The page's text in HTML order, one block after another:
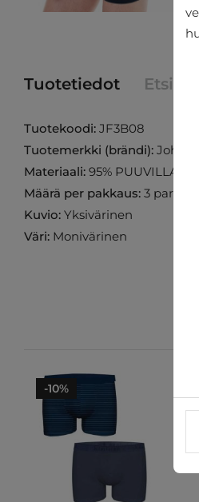
Tuotetiedot Etsi
Tuotekoodi: JF3B08
Tuotemerkki (brändi): John
Materiaali: 95% PUUVILLA 5%
Määrä per pakkaus: 3 paria
Kuvio: Yksivärinen
Väri: Monivärinen
-10%